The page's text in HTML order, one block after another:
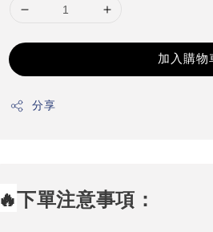
加入購物
分享
🔥下單注意事項：